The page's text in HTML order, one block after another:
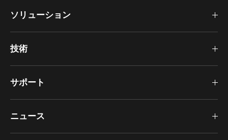
ソリューション
技術
サポート
ニュース